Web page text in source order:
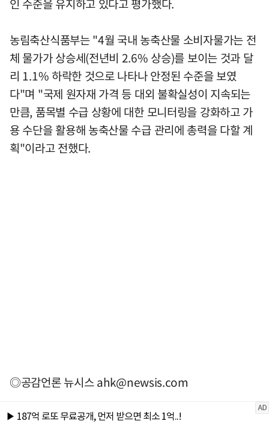
인 수준을 유지하고 있다고 평가했다.
농림축산식품부는 "4월 국내 농축산물 소비자물가는 전
체 물가가 상승세(전년비 2.6% 상승)를 보이는 것과 달
리 1.1% 하락한 것으로 나타나 안정된 수준을 보였
다"며 "국제 원자재 가격 등 대외 불확실성이 지속되는
만큼, 품목별 수급 상황에 대한 모니터링을 강화하고 가
용 수단을 활용해 농축산물 수급 관리에 총력을 다할 계
획"이라고 전했다.
◎공감언론 뉴시스ahk@newsis.com